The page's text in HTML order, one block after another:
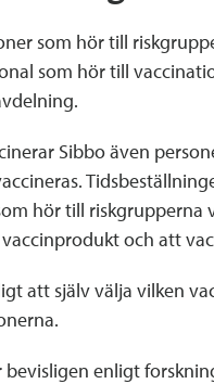
som hör till
som hör till
Sibbo även
hör till riskgrupperna
och att
att själv välja vilken
bevisligen enligt